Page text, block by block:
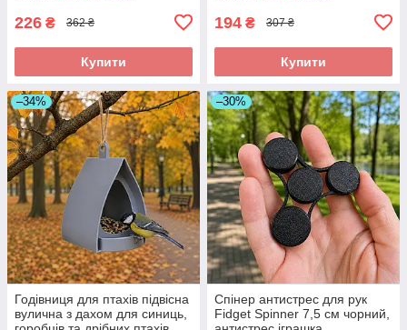
226 ₴ 362 ₴
Купити
194 ₴ 307 ₴
Купити
–34%
Годівниця для птахів підвісна
вулична з дахом для синиць,
–30%
Спінер антистрес для рук
Fidget Spinner 7,5 см чорний,